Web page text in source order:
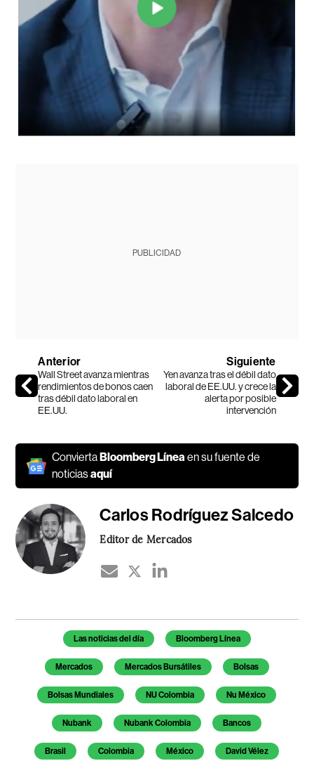
PUBLICIDAD
Anterior
Wall Street avanza mientras
rendimientos de bonos caen
tras débil dato laboral en
EE.UU.
Siguiente
Yen avanza tras el débil dato
laboral de EE.UU. y crece la
alerta por posible
intervención
Convierta Bloomberg Líneaen su fuente de
noticiasaquí
Carlos Rodríguez Salcedo
Editor de Mercados
Temas de este artículo
Las noticias del día Bloomberg Línea
Mercados Mercados Bursátiles Bolsas
Bolsas Mundiales NU Colombia Nu México
Nubank Nubank Colombia Bancos
Brasil Colombia México David Vélez